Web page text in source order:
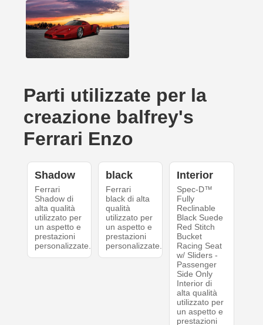
Parti utilizzate per la
creazione balfrey's
Ferrari Enzo
Shadow
Ferrari
Shadow di
alta qualità
utilizzato per
un aspetto e
prestazioni
personalizzate.
black
Ferrari
black di alta
qualità
utilizzato per
un aspetto e
prestazioni
personalizzate.
Interior
Spec-D™
Fully
Reclinable
Black Suede
Red Stitch
Bucket
Racing Seat
w/ Sliders -
Passenger
Side Only
Interior di
alta qualità
utilizzato per
un aspetto e
prestazioni